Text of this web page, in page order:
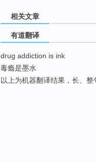
相关文章
有道翻译
drug addiction is ink
毒瘾是墨水
以上为机器翻译结果，长、整